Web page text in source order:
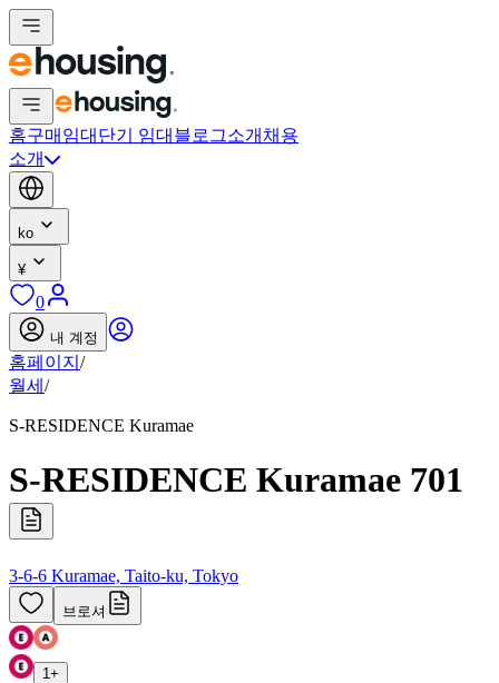
홈구매 임대 단기 임대 블로그소개 채용
소개
ko
¥
0
내 계정
홈페이지 /
월세 /
S-RESIDENCE Kuramae
S-RESIDENCE Kuramae 701
3-6-6 Kuramae, Taito-ku, Tokyo
브로셔
1 +